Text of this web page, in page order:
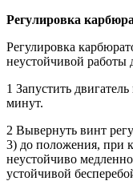
Регулировка
Регулировка
неустой­чивой работы
1 Запустить
минут.
2 Вывернуть винт
3) до положения, при
неустойчиво
устойчивой